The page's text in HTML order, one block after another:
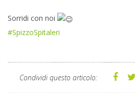
Sorridi con noi
#SpizzoSpitaleri
Condividi questo articolo: